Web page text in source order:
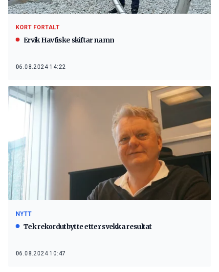
KORT FORTALT
Ervik Havfiske skiftar namn
06.08.2024 14:22
NYTT
Tek rekordutbytte etter svekka resultat
06.08.2024 10:47